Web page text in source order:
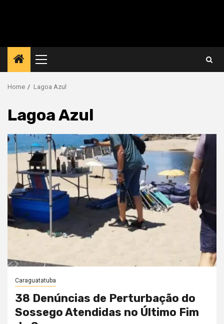
Primary
Menu
Home Lagoa Azul
Lagoa Azul
Caraguatatuba
38 Denúncias de Perturbação do
Sossego Atendidas no Último Fim